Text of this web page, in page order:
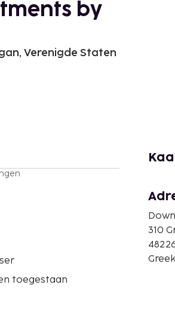
by
Verenigde Staten
toegestaan
310